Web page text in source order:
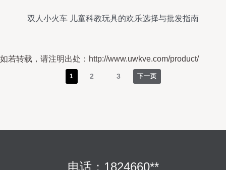
双人小火车 儿童科教玩具的欢乐选择与批发指南
如若转载，请注明出处：http://www.uwkve.com/product/
1 2 3 下一页
电话：1824660**